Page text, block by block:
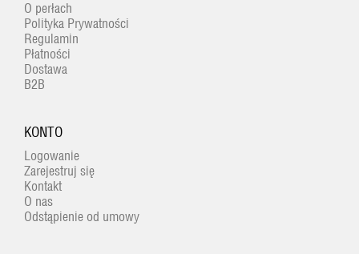
O perłach
Polityka Prywatności
Regulamin
Płatności
Dostawa
B2B
KONTO
Logowanie
Zarejestruj się
Kontakt
O nas
Odstąpienie od umowy